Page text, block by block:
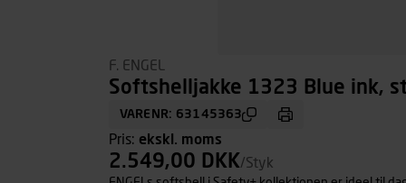
F. ENGEL
Softshelljakke 1323 Blue ink,
VARENR: 63145363
Pris: ekskl. moms
2.549,00 DKK/Styk